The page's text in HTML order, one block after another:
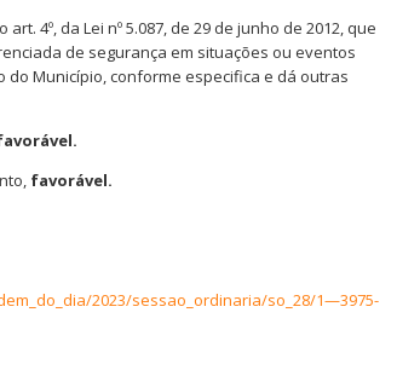
art. 4º, da Lei nº 5.087, de 29 de junho de 2012, que
de segurança em situações ou eventos
do Município, conforme especifica e dá outras
favorável.
2023/sessao_ordinaria/so_28/1—3975-